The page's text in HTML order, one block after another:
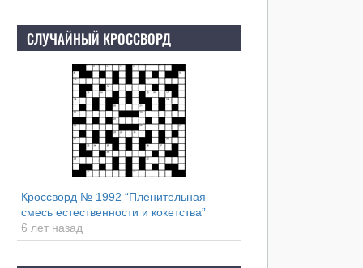
СЛУЧАЙНЫЙ КРОССВОРД
Кроссворд № 1992 “Пленительная
смесь естественности и кокетства”
6 лет назад